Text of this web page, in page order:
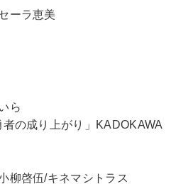
ーラ恵美
ら
者の成り上がり」KADOKAWA
柳啓伍/キネマシトラス